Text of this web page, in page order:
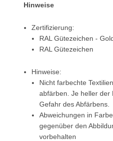
Hinweise
Zertifizierung:
RAL Gütezeichen -
RAL Gütezeichen
Hinweise:
Nicht farbechte
abfärben. Je heller der
Gefahr des Abfärbens.
Abweichungen in
gegenüber den
vorbehalten